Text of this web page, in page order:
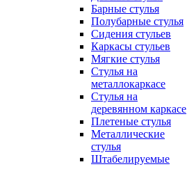
Барные стулья
Полубарные стулья
Сидения стульев
Каркасы стульев
Мягкие стулья
Стулья на
металлокаркасе
Стулья на
деревянном каркасе
Плетеные стулья
Металлические
стулья
Штабелируемые